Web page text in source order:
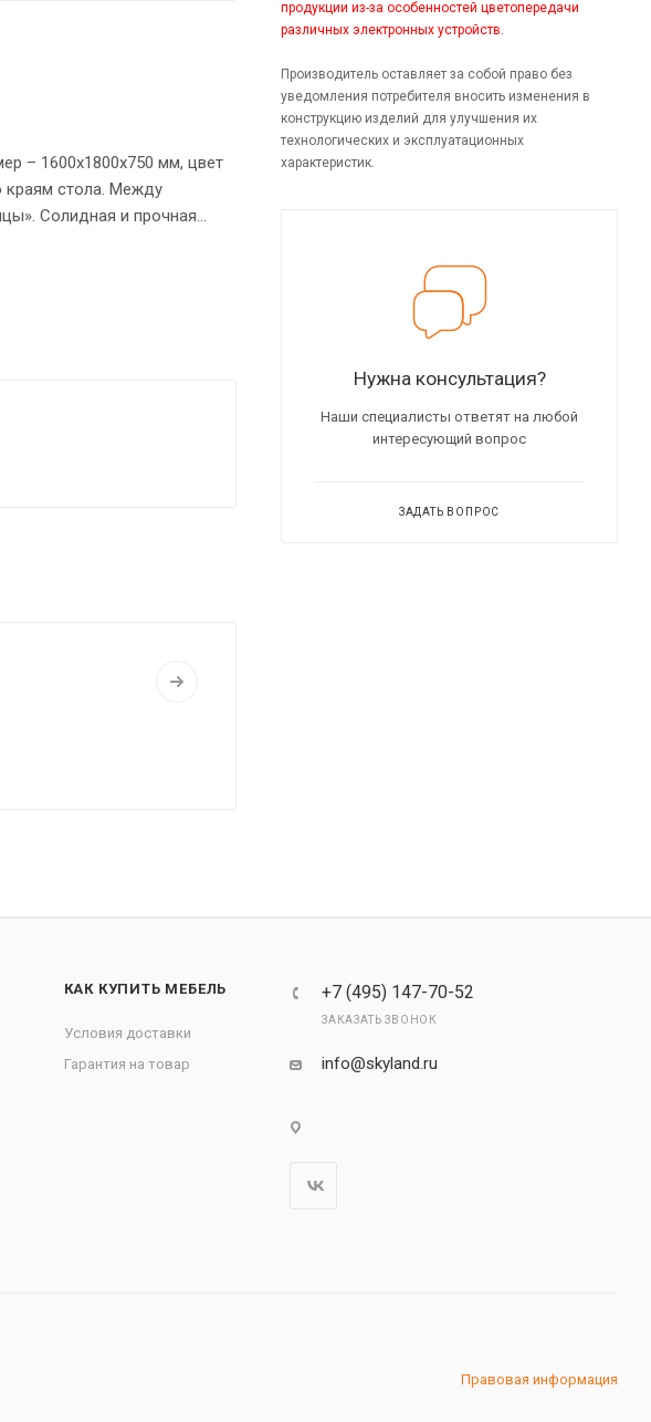
– 1600х1800х750 мм, цвет
стола. Между
Солидная и прочная
рабочие места.
Конструкция стола
обеспечат столу
продукции из-за особенностей цветопередачи
различных электронных устройств.
Производитель оставляет за собой право без
уведомления потребителя вносить изменения в
конструкцию изделий для улучшения их
технологических и эксплуатационных
характеристик.
Нужна консультация?
Наши специалисты ответят на любой
интересующий вопрос
ЗАДАТЬ ВОПРОС
КАК КУПИТЬ МЕБЕЛЬ
Условия доставки
Гарантия на товар
+7 (495) 147-70-52
ЗАКАЗАТЬ ЗВОНОК
info@skyland.ru
Правовая информация